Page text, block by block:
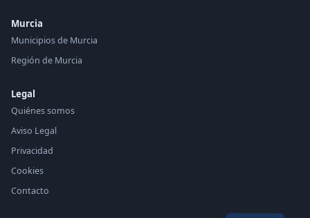
Murcia
Municipios de Murcia
Región de Murcia
Legal
Quiénes somos
Aviso Legal
Privacidad
Cookies
Contacto